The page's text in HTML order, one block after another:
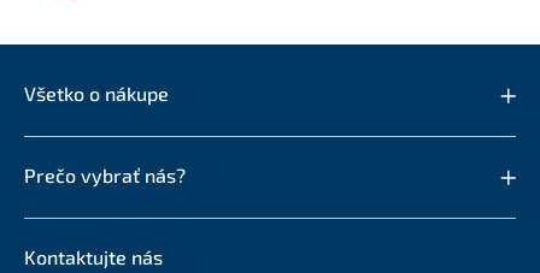
Všetko o nákupe
Prečo vybrať nás?
Kontaktujte nás